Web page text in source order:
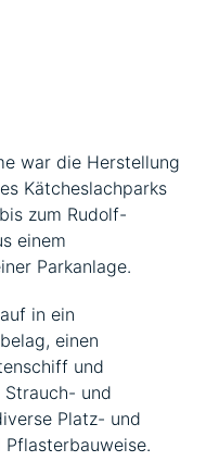
war die Herstellung
Kätcheslachparks
zum Rudolf-
einem
Parkanlage.
in ein
einen
und
Strauch- und
Platz- und